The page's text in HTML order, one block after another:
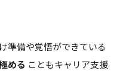
準備や覚悟ができている
める こともキャリア支援